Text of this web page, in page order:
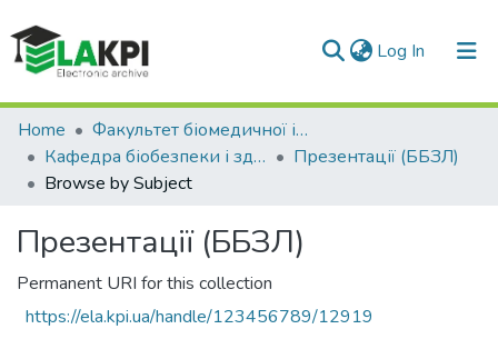
Log In (current)
Home
Факультет біомедичної інженерії (ФБМІ)
Кафедра біобезпеки і здоров'я людини (ББЗЛ)
Презентації (ББЗЛ)
Browse by Subject
Презентації (ББЗЛ)
Permanent URI for this collection
https://ela.kpi.ua/handle/123456789/12919